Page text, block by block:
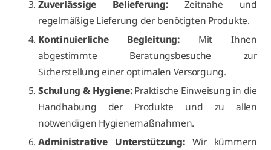
Zuverlässige Belieferung: Zeitnahe und
regelmäßige Lieferung der benötigten Produkte.
Kontinuierliche Begleitung:Mit Ihnen
abgestimmte Beratungsbesuche zur
Sicherstellung einer optimalen Versorgung.
Schulung & Hygiene:Praktische Einweisung in die
Handhabung der Produkte und zu allen
notwendigen Hygienemaßnahmen.
Administrative Unterstützung:Wir kümmern